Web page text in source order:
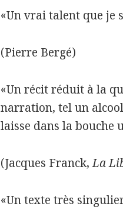
«Un vrai talent que je
(Pierre Bergé)
«Un récit réduit à la
narration, tel un
laisse dans la bouche
(Jacques Franck,La
«Un texte très